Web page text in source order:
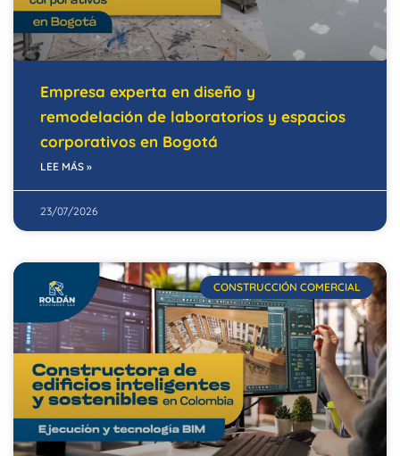
Empresa experta en diseño y
remodelación de laboratorios y espacios
corporativos en Bogotá
LEE MÁS »
23/07/2026
CONSTRUCCIÓN COMERCIAL